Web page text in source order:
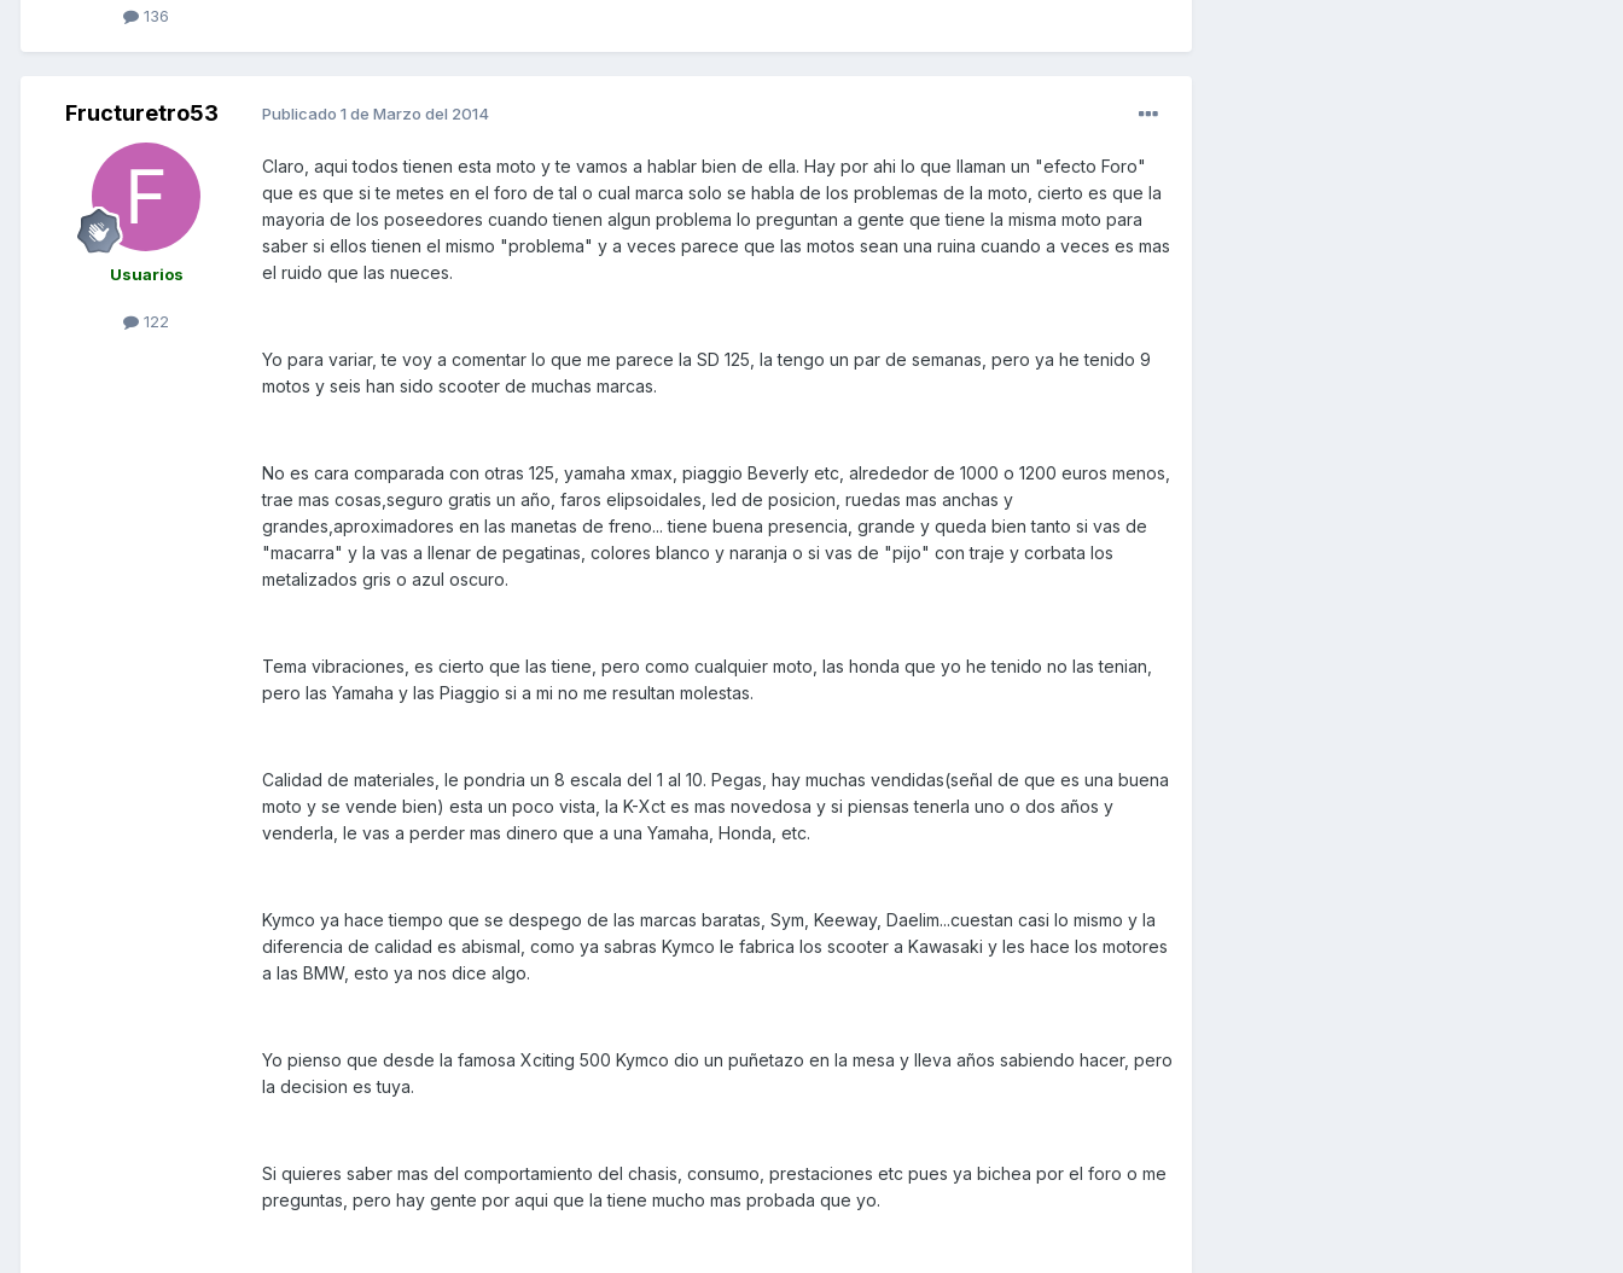
136
Fructuretro53
Usuarios
122
Publicado 1 de Marzo del 2014
Claro, aqui todos tienen esta moto y te vamos a hablar bien de ella. Hay por ahi lo que llaman un "efecto Foro"
que es que si te metes en el foro de tal o cual marca solo se habla de los problemas de la moto, cierto es que la
mayoria de los poseedores cuando tienen algun problema lo preguntan a gente que tiene la misma moto para
saber si ellos tienen el mismo "problema" y a veces parece que las motos sean una ruina cuando a veces es mas
el ruido que las nueces.
Yo para variar, te voy a comentar lo que me parece la SD 125, la tengo un par de semanas, pero ya he tenido 9
motos y seis han sido scooter de muchas marcas.
No es cara comparada con otras 125, yamaha xmax, piaggio Beverly etc, alrededor de 1000 o 1200 euros menos,
trae mas cosas,seguro gratis un año, faros elipsoidales, led de posicion, ruedas mas anchas y
grandes,aproximadores en las manetas de freno... tiene buena presencia, grande y queda bien tanto si vas de
"macarra" y la vas a llenar de pegatinas, colores blanco y naranja o si vas de "pijo" con traje y corbata los
metalizados gris o azul oscuro.
Tema vibraciones, es cierto que las tiene, pero como cualquier moto, las honda que yo he tenido no las tenian,
pero las Yamaha y las Piaggio si a mi no me resultan molestas.
Calidad de materiales, le pondria un 8 escala del 1 al 10. Pegas, hay muchas vendidas(señal de que es una buena
moto y se vende bien) esta un poco vista, la K-Xct es mas novedosa y si piensas tenerla uno o dos años y
venderla, le vas a perder mas dinero que a una Yamaha, Honda, etc.
Kymco ya hace tiempo que se despego de las marcas baratas, Sym, Keeway, Daelim...cuestan casi lo mismo y la
diferencia de calidad es abismal, como ya sabras Kymco le fabrica los scooter a Kawasaki y les hace los motores
a las BMW, esto ya nos dice algo.
Yo pienso que desde la famosa Xciting 500 Kymco dio un puñetazo en la mesa y lleva años sabiendo hacer, pero
la decision es tuya.
Si quieres saber mas del comportamiento del chasis, consumo, prestaciones etc pues ya bichea por el foro o me
preguntas, pero hay gente por aqui que la tiene mucho mas probada que yo.